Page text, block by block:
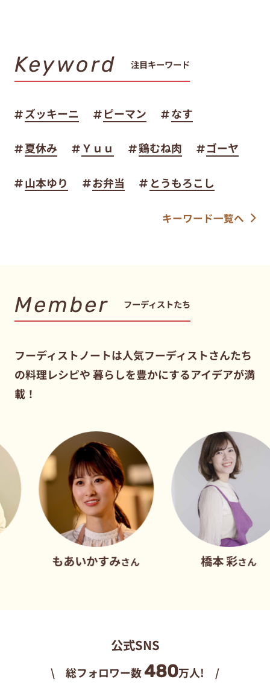
Keyword 注目キーワード
ズッキーニ ピーマン なす
夏休み Ｙｕｕ 鶏むね肉 ゴーヤ
山本ゆり お弁当 とうもろこし
キーワード一覧へ
Member フーディストたち
フーディストノートは人気フーディストさんたち
の料理レシピや暮らしを豊かにするアイデアが満
載！
あいかすみさん さん
公式SNS
\ 総フォロワー数480万人! /